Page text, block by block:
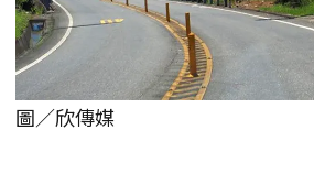
圖／欣傳媒